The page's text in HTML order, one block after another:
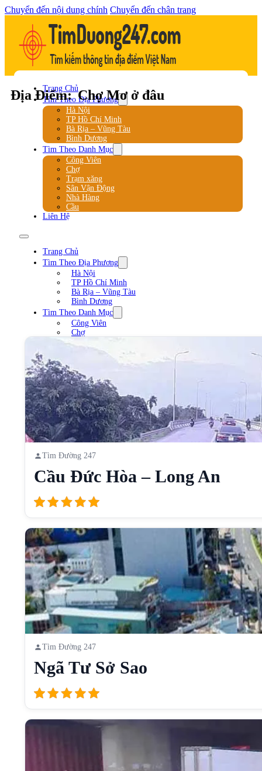
Chuyển đến nội dung chính Chuyển đến chân trang
Trang Chủ
Tìm Theo Địa Phương
Hà Nội
TP Hồ Chí Minh
Bà Rịa – Vũng Tàu
Bình Dương
Tìm Theo Danh Mục
Công Viên
Chợ
Trạm xăng
Sân Vận Động
Nhà Hàng
Cầu
Liên Hệ
Trang Chủ
Tìm Theo Địa Phương
Hà Nội
TP Hồ Chí Minh
Bà Rịa – Vũng Tàu
Bình Dương
Tìm Theo Danh Mục
Công Viên
Chợ
Sân Vận Động
Cầu
Liên Hệ
Địa Điểm: Chợ Mơ ở đâu
Tìm Đường 247
Cầu Đức Hòa – Long An
Tìm Đường 247
Ngã Tư Sở Sao